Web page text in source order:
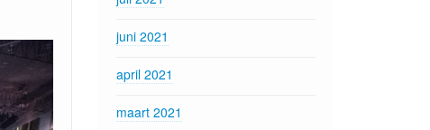
juni 2021
april 2021
maart 2021